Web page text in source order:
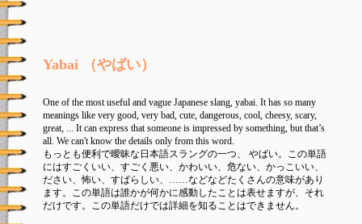
Yabai （やばい）
One of the most useful and vague Japanese slang, yabai. It has so many
meanings like very good, very bad, cute, dangerous, cool, cheesy, scary,
great, ... It can express that someone is impressed by something, but that’s
all. We can't know the details only from this word.
もっとも便利で曖昧な日本語スラングの一つ、 やばい。この単語
にはすごくいい、すごく悪い、かわいい、危ない、かっこいい、
ださい、怖い、すばらしい、……などなどたくさんの意味があり
ます。この単語は誰かが何かに感動したことは表せますが、それ
だけです。この単語だけでは詳細を知ることはできません。